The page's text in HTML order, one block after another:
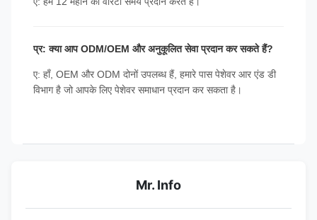
प्र: क्या आप ODM/OEM और अनुकूलित सेवा प्रदान कर सकते हैं?
ए: हाँ, OEM और ODM दोनों उपलब्ध हैं, हमारे पास पेशेवर आर एंड डी
विभाग है जो आपके लिए पेशेवर समाधान प्रदान कर सकता है।
Mr. Info